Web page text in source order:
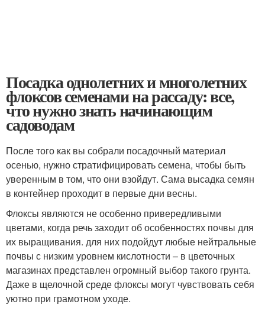
Посадка однолетних и многолетних
флоксов семенами на рассаду: все,
что нужно знать начинающим
садоводам
После того как вы собрали посадочный материал
осенью, нужно стратифицировать семена, чтобы быть
уверенным в том, что они взойдут. Сама высадка семян
в контейнер проходит в первые дни весны.
Флоксы являются не особенно привередливыми
цветами, когда речь заходит об особенностях почвы для
их выращивания. для них подойдут любые нейтральные
почвы с низким уровнем кислотности – в цветочных
магазинах представлен огромный выбор такого грунта.
Даже в щелочной среде флоксы могут чувствовать себя
уютно при грамотном уходе.